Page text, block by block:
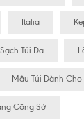
Italia
Túi Da
Mẫu Túi Dành Cho
Công Sở